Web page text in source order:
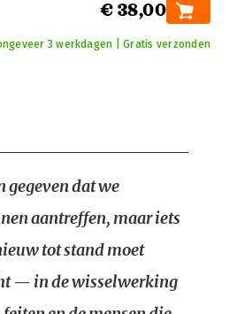
€ 38,00
3 werkdagen | Gratis verzonden
gegeven dat we
aantreffen, maar iets
tot stand moet
— in de wisselwerking